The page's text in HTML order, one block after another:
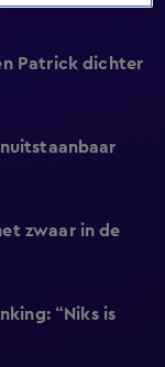
Patrick dichter
zwaar in de
“Niks is